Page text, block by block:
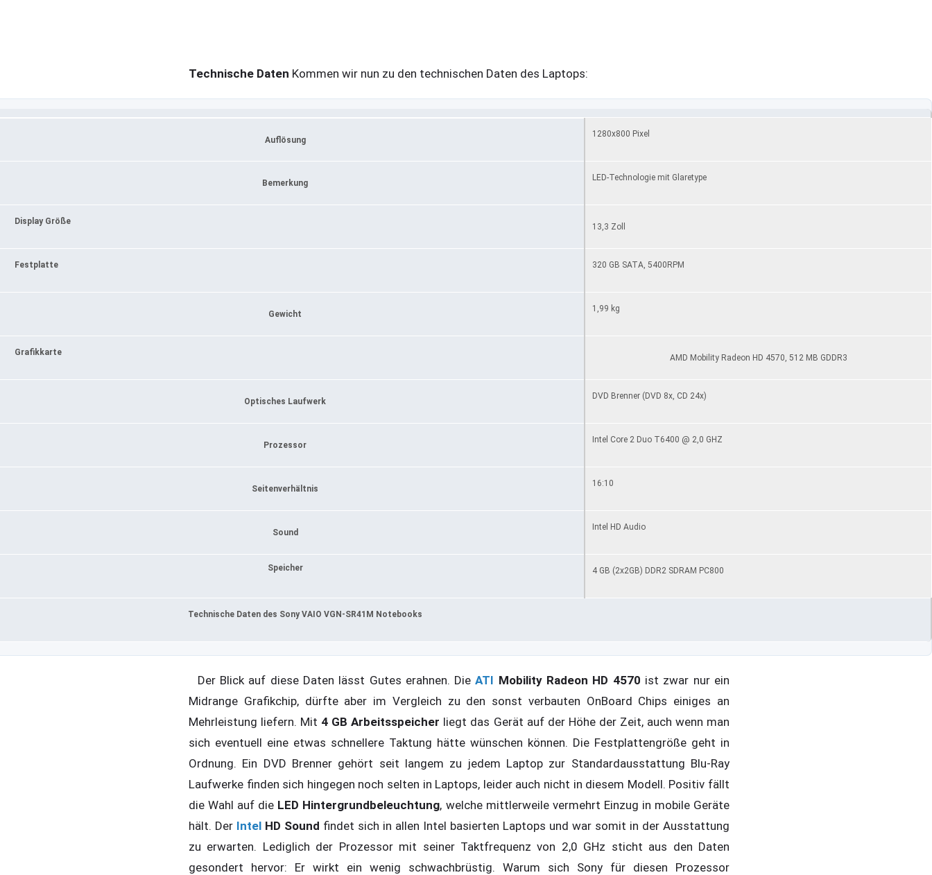
Technische Daten Kommen wir nun zu den technischen Daten des Laptops:
Auflösung
1280x800 Pixel
Bemerkung
LED-Technologie mit Glaretype
Display Größe
13,3 Zoll
Festplatte 320 GB SATA, 5400RPM
Gewicht
1,99 kg
Grafikkarte
AMD Mobility Radeon HD 4570, 512 MB GDDR3
Optisches Laufwerk
DVD Brenner (DVD 8x, CD 24x)
Prozessor
Intel Core 2 Duo T6400 @ 2,0 GHZ
Seitenverhältnis
16:10
Sound
Intel HD Audio
Speicher 4 GB (2x2GB) DDR2 SDRAM PC800
Technische Daten des Sony VAIO VGN-SR41M Notebooks
Der Blick auf diese Daten lässt Gutes erahnen. DieATI Mobility Radeon HD 4570 ist zwar nur ein
Midrange Grafikchip, dürfte aber im Vergleich zu den sonst verbauten OnBoard Chips einiges an
Mehrleistung liefern. Mit 4 GB Arbeitsspeicher liegt das Gerät auf der Höhe der Zeit, auch wenn man
sich eventuell eine etwas schnellere Taktung hätte wünschen können. Die Festplattengröße geht in
Ordnung. Ein DVD Brenner gehört seit langem zu jedem Laptop zur Standardausstattung Blu-Ray
Laufwerke finden sich hingegen noch selten in Laptops, leider auch nicht in diesem Modell. Positiv fällt
die Wahl auf die LED Hintergrundbeleuchtung, welche mittlerweile vermehrt Einzug in mobile Geräte
hält. Der Intel HD Sound findet sich in allen Intel basierten Laptops und war somit in der Ausstattung
zu erwarten. Lediglich der Prozessor mit seiner Taktfrequenz von 2,0 GHz sticht aus den Daten
gesondert hervor: Er wirkt ein wenig schwachbrüstig. Warum sich Sony für diesen Prozessor